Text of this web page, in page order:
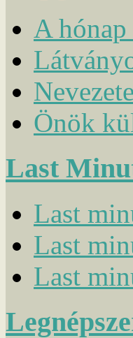
A hónap
Önök
Last
Last
Last
Last